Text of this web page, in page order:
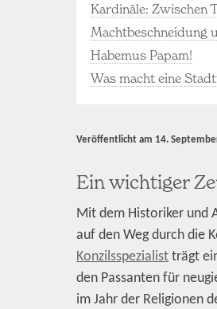
Kardinäle: Zwischen
Machtbeschneidung
Habemus Papam!
Was macht eine
Veröffentlicht am 14.
Ein wichtiger
Mit dem Historiker und
auf den Weg durch die
Konzilsspezialist trägt
den Passanten für
im Jahr der Religionen